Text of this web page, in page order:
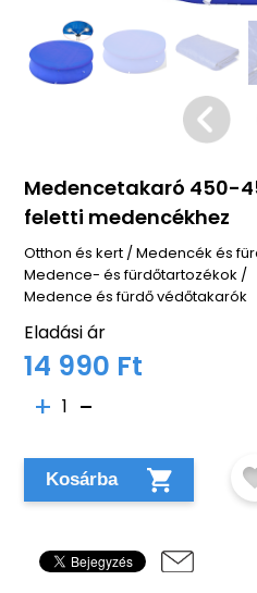
Medencetakaró 450-
feletti medencékhez
Otthon és kert /Medencék és
Medence- és fürdőtartozékok /
Medence és fürdő védőtakarók
Eladási ár
14 990 Ft
1
Kosárba